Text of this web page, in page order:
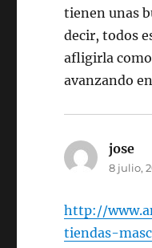
tienen unas
decir, todos
afligirla como
avanzando
jose
8 julio,
http://
tiendas-